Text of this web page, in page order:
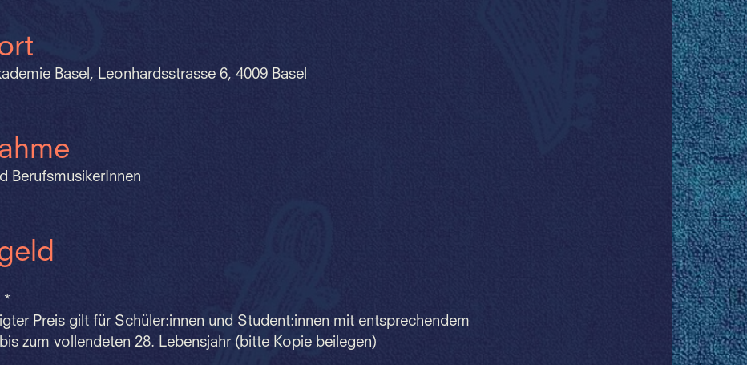
Basel, Leonhardsstrasse 6, 4009 Basel
BerufsmusikerInnen
*
Preis gilt für Schüler:innen und Student:innen mit entsprechendem
zum vollendeten 28. Lebensjahr (bitte Kopie beilegen)